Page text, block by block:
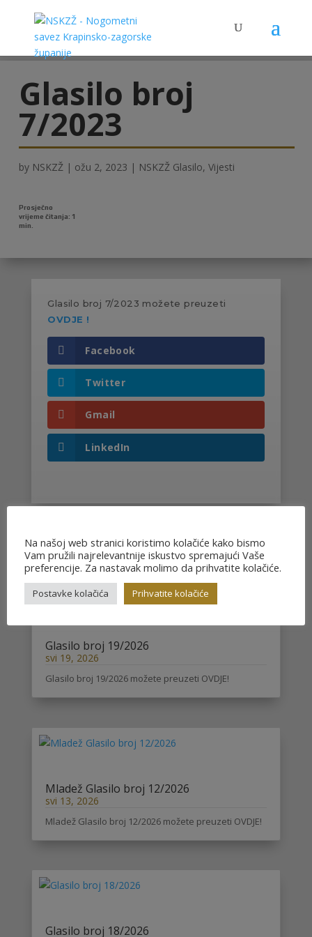
Glasilo broj
7/2023
by NSKZŽ| ožu 2, 2023 | NSKZŽ Glasilo, Vijesti
Glasilo broj 7/2023 možete preuzeti
OVDJE !
Facebook
Twitter
Gmail
LinkedIn
Možda će Vas zanimati i…
Glasilo broj 19/2026
svi 19, 2026
Glasilo broj 19/2026 možete preuzeti OVDJE!
Mladež Glasilo broj 12/2026
svi 13, 2026
Mladež Glasilo broj 12/2026 možete preuzeti OVDJE!
Glasilo broj 18/2026
Na našoj web stranici koristimo kolačiće kako bismo
Vam pružili najrelevantnije iskustvo spremajući Vaše
preferencije. Za nastavak molimo da prihvatite kolačiće.
Postavke kolačića Prihvatite kolačiće